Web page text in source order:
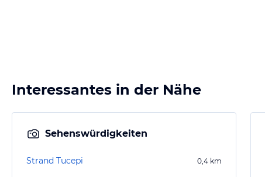
Interessantes in der Nähe
Sehenswürdigkeiten
Strand Tucepi 0,4 km